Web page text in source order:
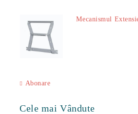
Abonare
Cele mai Vândute